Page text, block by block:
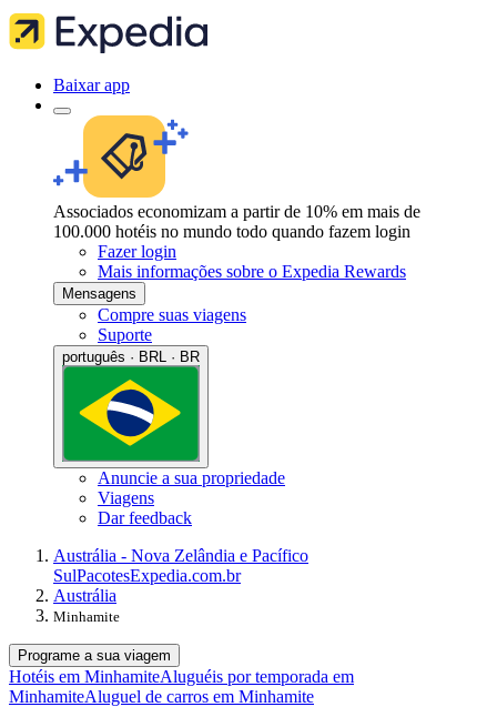
Baixar app
Associados economizam a partir de 10% em mais de
100.000 hotéis no mundo todo quando fazem login
Fazer login
Mais informações sobre o Expedia Rewards
Mensagens
Compre suas viagens
Suporte
português · BRL · BR
Anuncie a sua propriedade
Viagens
Dar feedback
Austrália - Nova Zelândia e Pacífico
SulPacotesExpedia.com.br
Austrália
Minhamite
Programe a sua viagem
Hotéis em MinhamiteAluguéis por temporada em
MinhamiteAluguel de carros em Minhamite